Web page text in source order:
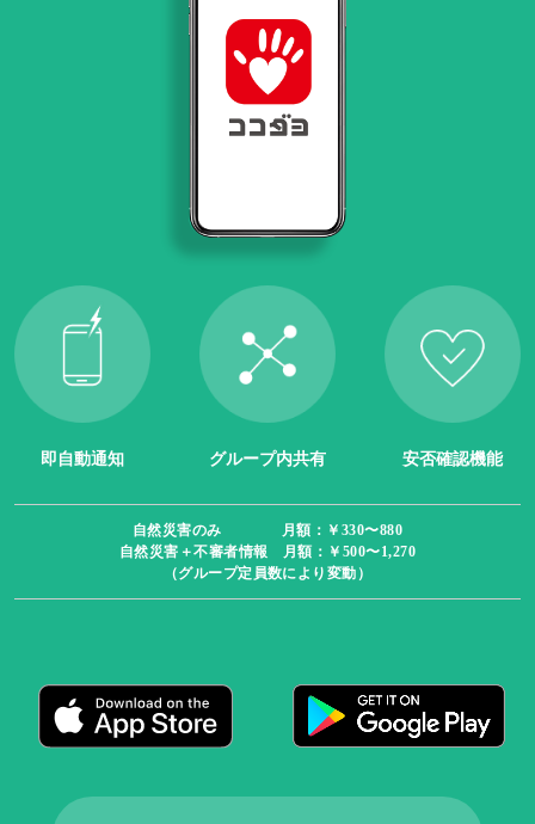
即自動通知 グループ内共有 安否確認機能
自然災害のみ 月額：￥330〜880
自然災害＋不審者情報 月額：￥500〜1,270
（グループ定員数により変動）